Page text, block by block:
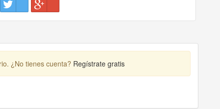
¿No tienes cuenta? Regístrate gratis